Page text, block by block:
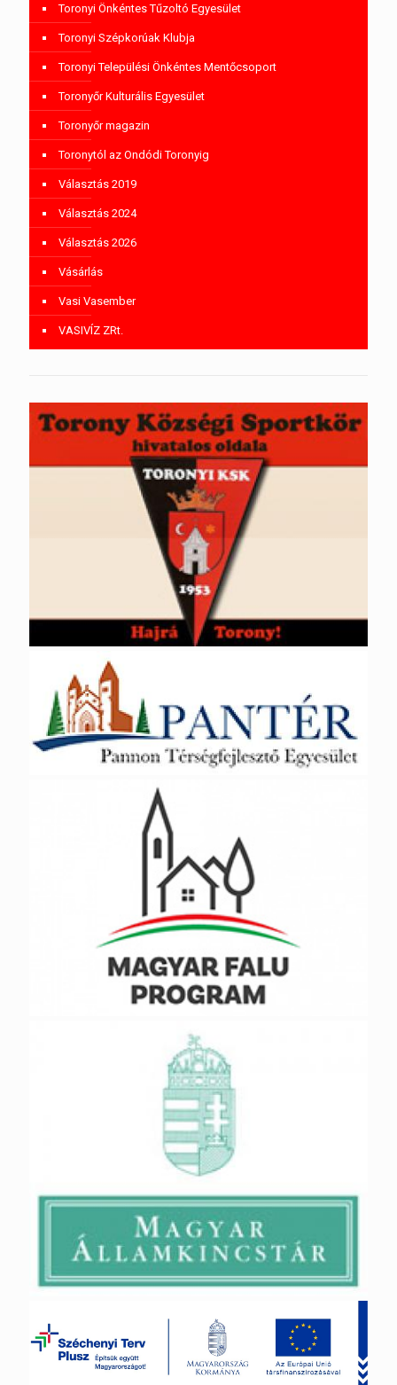
Toronyi Önkéntes Tűzoltó Egyesület
Toronyi Szépkorúak Klubja
Toronyi Települési Önkéntes Mentőcsoport
Toronyőr Kulturális Egyesület
Toronyőr magazin
Toronytól az Ondódi Toronyig
Választás 2019
Választás 2024
Választás 2026
Vásárlás
Vasi Vasember
VASIVÍZ ZRt.